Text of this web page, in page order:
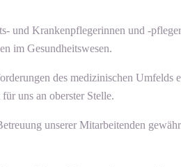
und Krankenpflegerinnen und -
im Gesundheitswesen.
des medizinischen Umfelds
uns an oberster Stelle.
unserer Mitarbeitenden